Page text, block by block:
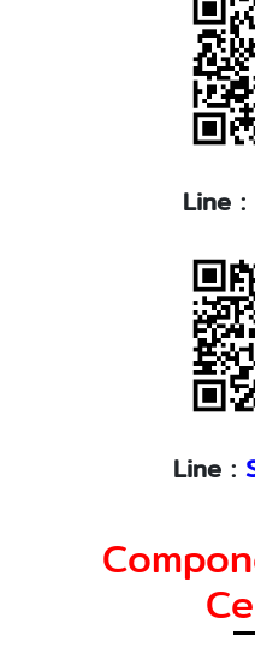
Line :
Line :